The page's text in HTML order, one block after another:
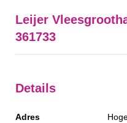
Leijer
361733
Details
Adres